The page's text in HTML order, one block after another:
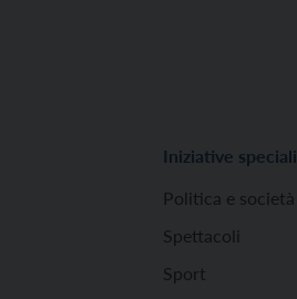
Iniziative speciali
Politica e società
Spettacoli
Sport